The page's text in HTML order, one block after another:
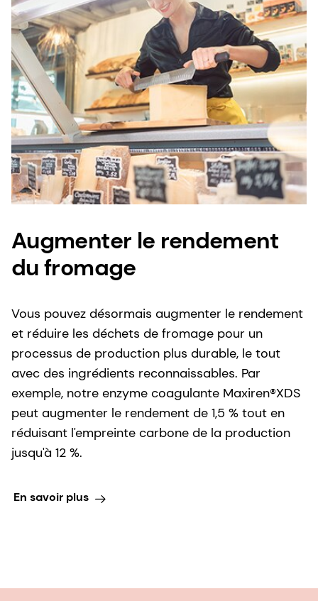
Augmenter le rendement
du fromage
Vous pouvez désormais augmenter le rendement
et réduire les déchets de fromage pour un
processus de production plus durable, le tout
avec des ingrédients reconnaissables. Par
exemple, notre enzyme coagulante Maxiren®XDS
peut augmenter le rendement de 1,5 % tout en
réduisant l'empreinte carbone de la production
jusqu'à 12 %.
En savoir plus